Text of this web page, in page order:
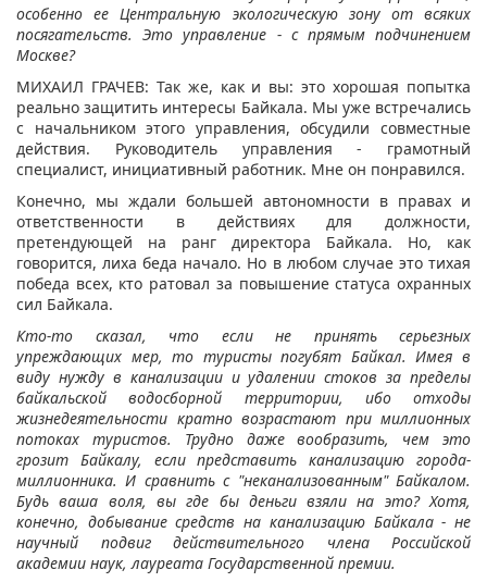
особенно ее Центральную экологическую зону от всяких
посягательств. Это управление - с прямым подчинением
Москве?
МИХАИЛ ГРАЧЕВ: Так же, как и вы: это хорошая попытка
реально защитить интересы Байкала. Мы уже встречались
с начальником этого управления, обсудили совместные
действия. Руководитель управления - грамотный
специалист, инициативный работник. Мне он понравился.
Конечно, мы ждали большей автономности в правах и
ответственности в действиях для должности,
претендующей на ранг директора Байкала. Но, как
говорится, лиха беда начало. Но в любом случае это тихая
победа всех, кто ратовал за повышение статуса охранных
сил Байкала.
Кто-то сказал, что если не принять серьезных
упреждающих мер, то туристы погубят Байкал. Имея в
виду нужду в канализации и удалении стоков за пределы
байкальской водосборной территории, ибо отходы
жизнедеятельности кратно возрастают при миллионных
потоках туристов. Трудно даже
вообразить, чем это
грозит Байкалу, если представить канализацию города-
миллионника. И сравнить с "неканализованным" Байкалом.
Будь ваша воля, вы где бы деньги взяли на это? Хотя,
конечно, добывание средств на канализацию Байкала - не
научный подвиг действительного члена Российской
академии наук, лауреата Государственной премии.